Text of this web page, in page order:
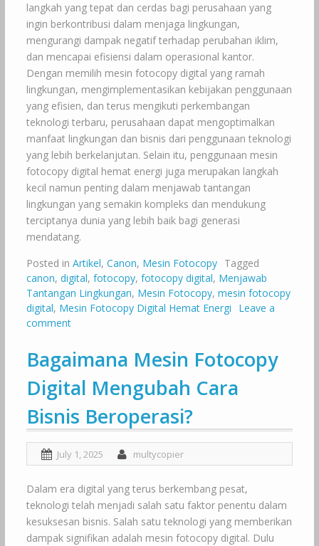
langkah yang tepat dan cerdas bagi perusahaan yang
ingin berkontribusi dalam menjaga lingkungan,
mengurangi dampak negatif terhadap perubahan iklim,
dan mencapai efisiensi dalam operasional kantor.
Dengan memilih mesin fotocopy digital yang ramah
lingkungan, mengimplementasikan kebijakan penggunaan
yang efisien, dan terus mengikuti perkembangan
teknologi terbaru, perusahaan dapat mengoptimalkan
manfaat lingkungan dan bisnis dari penggunaan teknologi
yang lebih berkelanjutan. Selain itu, penggunaan mesin
fotocopy digital hemat energi juga merupakan langkah
kecil namun penting dalam menjawab tantangan
lingkungan yang semakin kompleks dan mendukung
terciptanya dunia yang lebih baik bagi generasi
mendatang.
Posted in Artikel, Canon, Mesin Fotocopy Tagged
canon, digital, fotocopy, fotocopy digital, Menjawab
Tantangan Lingkungan, Mesin Fotocopy, mesin fotocopy
digital, Mesin Fotocopy Digital Hemat Energi
Leave a
comment
Bagaimana Mesin Fotocopy
Digital Mengubah Cara
Bisnis Beroperasi?
July 1, 2025 multycopier
Dalam era digital yang terus berkembang pesat,
teknologi telah menjadi salah satu faktor penentu dalam
kesuksesan bisnis. Salah satu teknologi yang memberikan
dampak signifikan adalah mesin fotocopy digital. Dulu